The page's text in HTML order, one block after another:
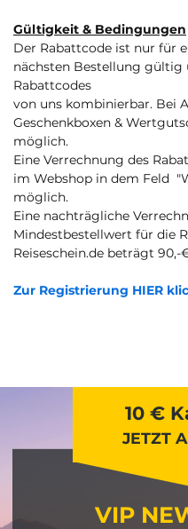
Gültigkeit & Bedingungen
Der Rabattcode ist nur für
nächsten Bestellung
Rabattcodes
von uns kombinierbar. Bei
Geschenkboxen &
möglich.
Eine Verrechnung des
im Webshop in dem Feld
möglich.
Eine nachträgliche
Mindestbestellwert für die
Reiseschein.de beträgt 90,-
Zur Registrierung HIER
10 €
JETZT
VIP